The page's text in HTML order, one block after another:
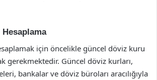
Hesaplama
için öncelikle güncel döviz kuru
gerekmektedir. Güncel döviz kurları,
bankalar ve döviz büroları aracılığıyla